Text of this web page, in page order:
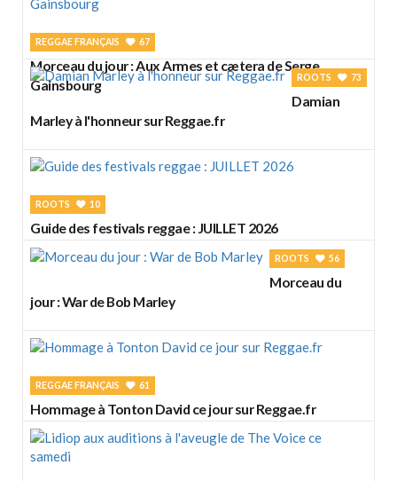
REGGAE FRANÇAIS 67
Morceau du jour : Aux Armes et cætera de Serge
Gainsbourg
ROOTS 73
Damian
Marley à l'honneur sur Reggae.fr
ROOTS 10
Guide des festivals reggae : JUILLET 2026
ROOTS 56
Morceau du
jour : War de Bob Marley
REGGAE FRANÇAIS 61
Hommage à Tonton David ce jour sur Reggae.fr